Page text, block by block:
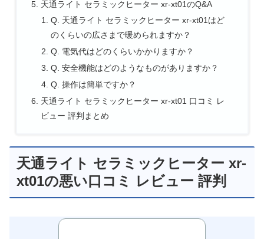
天通ライト セラミックヒーター xr-xt01のQ&A
Q. 天通ライト セラミックヒーター xr-xt01はど
のくらいの広さまで暖められますか？
Q. 電気代はどのくらいかかりますか？
Q. 安全機能はどのようなものがありますか？
Q. 操作は簡単ですか？
天通ライト セラミックヒーター xr-xt01 口コミ レ
ビュー 評判まとめ
天通ライト セラミックヒーター xr-
xt01の悪い口コミ レビュー 評判